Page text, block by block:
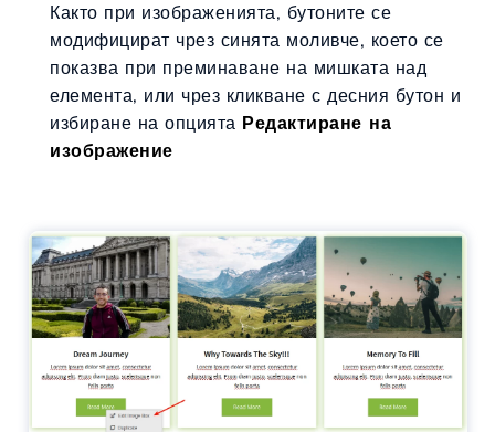
Както при изображенията, бутоните се
модифицират чрез синята моливче, което се
показва при преминаване на мишката над
елемента, или чрез кликване с десния бутон и
избиране на опцията Редактиране на
изображение